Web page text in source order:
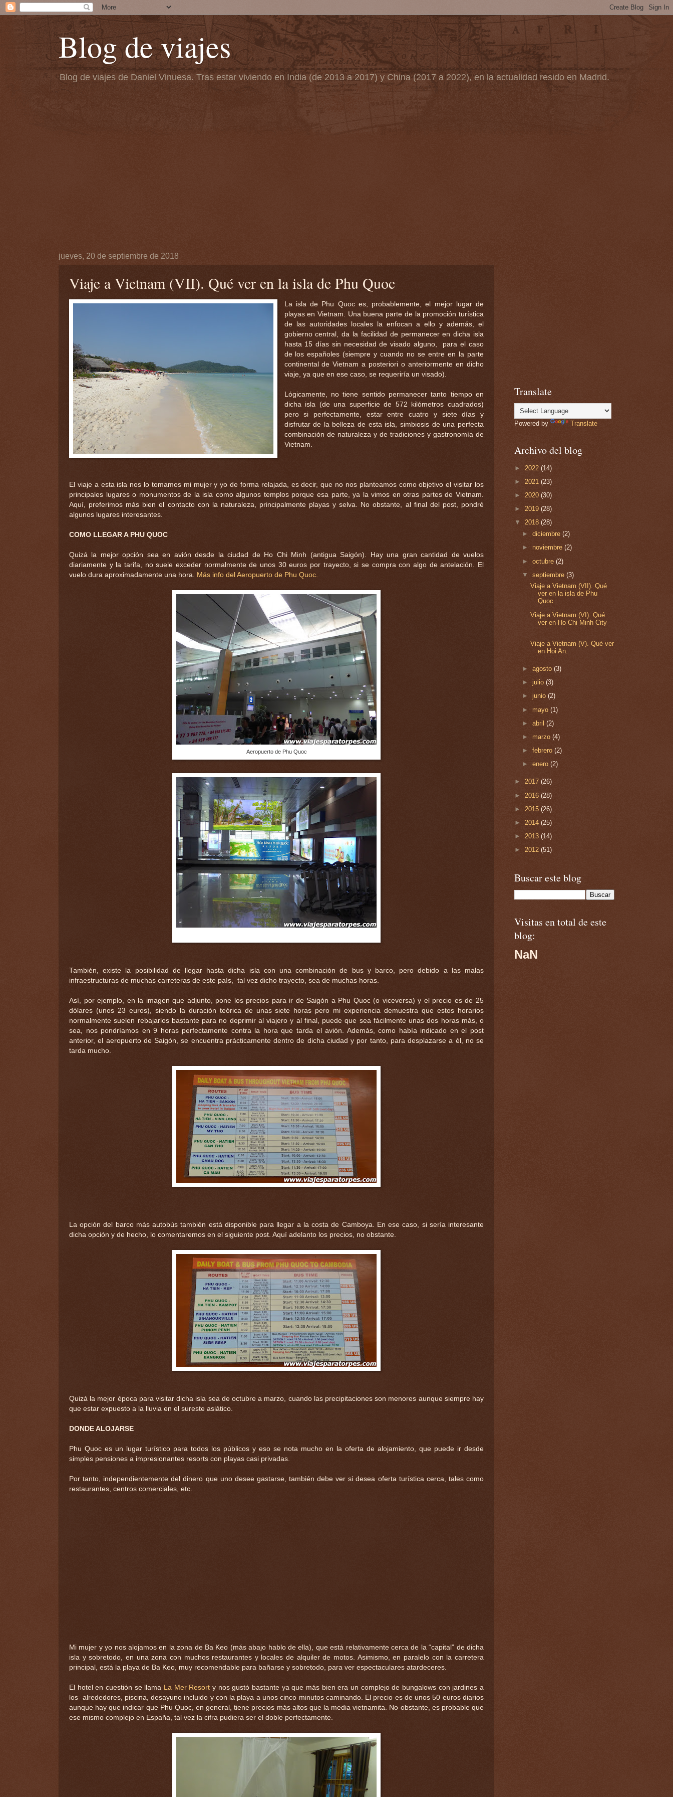
Blog de viajes
Blog de viajes de Daniel Vinuesa. Tras estar viviendo en India (de 2013 a 2017) y China (2017 a 2022), en la actualidad resido en Madrid.
jueves, 20 de septiembre de 2018
Viaje a Vietnam (VII). Qué ver en la isla de Phu Quoc
La isla de Phu Quoc es, probablemente, el mejor lugar de
playas en Vietnam. Una buena parte de la promoción turística
de las autoridades locales la enfocan a ello y además, el
gobierno central, da la facilidad de permanecer en dicha isla
hasta 15 días sin necesidad de visado alguno, para el caso
de los españoles (siempre y cuando no se entre en la parte
continental de Vietnam a posteriori o anteriormente en dicho
viaje, ya que en ese caso, se requeriría un visado).
Lógicamente, no tiene sentido permanecer tanto tiempo en
dicha isla (de una superficie de 572 kilómetros cuadrados)
pero si perfectamente, estar entre cuatro y siete días y
disfrutar de la belleza de esta isla, simbiosis de una perfecta
combinación de naturaleza y de tradiciones y gastronomía de
Vietnam.
El viaje a esta isla nos lo tomamos mi mujer y yo de forma relajada, es decir, que no nos planteamos como objetivo el visitar los
principales lugares o monumentos de la isla como algunos templos porque esa parte, ya la vimos en otras partes de Vietnam.
Aquí, preferimos más bien el contacto con la naturaleza, principalmente playas y selva. No obstante, al final del post, pondré
algunos lugares interesantes.
COMO LLEGAR A PHU QUOC
Quizá la mejor opción sea en avión desde la ciudad de Ho Chi Minh (antigua Saigón). Hay una gran cantidad de vuelos
diariamente y la tarifa, no suele exceder normalmente de unos 30 euros por trayecto, si se compra con algo de antelación. El
vuelo dura aproximadamente una hora.
Más info del Aeropuerto de Phu Quoc.
Aeropuerto de Phu Quoc
También, existe la posibilidad de llegar hasta dicha isla con una combinación de bus y barco, pero debido a las malas
infraestructuras de muchas carreteras de este país, tal vez dicho trayecto, sea de muchas horas.
Así, por ejemplo, en la imagen que adjunto, pone los precios para ir de Saigón a Phu Quoc (o viceversa) y el precio es de 25
dólares (unos 23 euros), siendo la duración teórica de unas siete horas pero mi experiencia demuestra que estos horarios
normalmente suelen rebajarlos bastante para no deprimir al viajero y al final, puede que sea fácilmente unas dos horas más, o
sea, nos pondríamos en 9 horas perfectamente contra la hora que tarda el avión. Además, como había indicado en el post
anterior, el aeropuerto de Saigón, se encuentra prácticamente dentro de dicha ciudad y por tanto, para desplazarse a él, no se
tarda mucho.
La opción del barco más autobús también está disponible para llegar a la costa de Camboya. En ese caso, si sería interesante
dicha opción y de hecho, lo comentaremos en el siguiente post. Aquí adelanto los precios, no obstante.
Quizá la mejor época para visitar dicha isla sea de octubre a marzo, cuando las precipitaciones son menores aunque siempre hay
que estar expuesto a la lluvia en el sureste asiático.
DONDE ALOJARSE
Phu Quoc es un lugar turístico para todos los públicos y eso se nota mucho en la oferta de alojamiento, que puede ir desde
simples pensiones a impresionantes resorts con playas casi privadas.
Por tanto, independientemente del dinero que uno desee gastarse, también debe ver si desea oferta turística cerca, tales como
restaurantes, centros comerciales, etc.
Mi mujer y yo nos alojamos en la zona de Ba Keo (más abajo hablo de ella), que está relativamente cerca de la “capital” de dicha
isla y sobretodo, en una zona con muchos restaurantes y locales de alquiler de motos. Asimismo, en paralelo con la carretera
principal, está la playa de Ba Keo, muy recomendable para bañarse y sobretodo, para ver espectaculares atardeceres.
El hotel en cuestión se llama La Mer Resort y nos gustó bastante ya que más bien era un complejo de bungalows con jardines a
los alrededores, piscina, desayuno incluido y con la playa a unos cinco minutos caminando. El precio es de unos 50 euros diarios
aunque hay que indicar que Phu Quoc, en general, tiene precios más altos que la media vietnamita. No obstante, es probable que
ese mismo complejo en España, tal vez la cifra pudiera ser el doble perfectamente.
Translate
Powered by Translate
Archivo del blog
► 2022 (14)
► 2021 (23)
► 2020 (30)
► 2019 (28)
▼ 2018 (28)
►diciembre(2)
► noviembre(2)
►octubre(2)
▼septiembre(3)
Viaje a Vietnam (VII). Qué
ver en la isla de Phu
Quoc
Viaje a Vietnam (VI). Qué
ver en Ho Chi Minh City
Viaje a Vietnam (V). Qué ver
en Hoi An.
►agosto(3)
►julio(3)
► junio(2)
►mayo(1)
►abril(2)
► marzo(4)
►febrero(2)
►enero(2)
► 2017 (26)
► 2016 (28)
► 2015 (26)
► 2014 (25)
► 2013 (14)
► 2012 (51)
Buscar este blog
Visitas en total de este
blog:
NaN